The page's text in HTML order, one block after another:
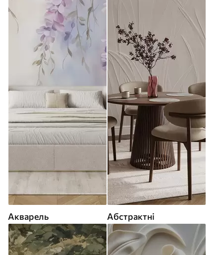
Акварель Абстрактні